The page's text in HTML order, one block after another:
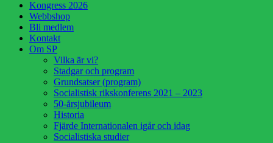
Kongress 2026
Webbshop
Bli medlem
Kontakt
Om SP
Vilka är vi?
Stadgar och program
Grundsatser (program)
Socialistisk rikskonferens 2021 – 2023
50-årsjubileum
Historia
Fjärde Internationalen igår och idag
Socialistiska studier